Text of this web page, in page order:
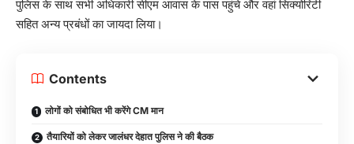
पुलिस के साथ सभी अधिकारी सीएम आवास के पास पहुंचे और वहां सिक्योरिटी
सहित अन्य प्रबंधों का जायदा लिया।
Contents
लोगों को संबोधित भी करेंगे CM मान
तैयारियों को लेकर जालंधर देहात पुलिस ने की बैठक